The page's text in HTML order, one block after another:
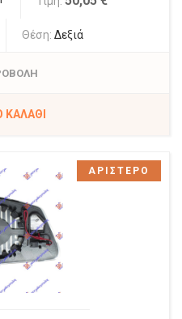
Θέση: Δεξιά
ΚΑΛΆΘΙ
ΑΡΙΣΤΕΡΟ